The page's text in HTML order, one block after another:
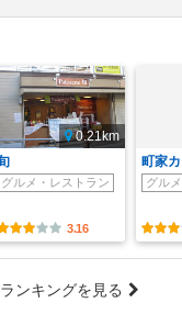
0.21km
グルメ・レストラン
3.16
町家
グル
ンキングを見る